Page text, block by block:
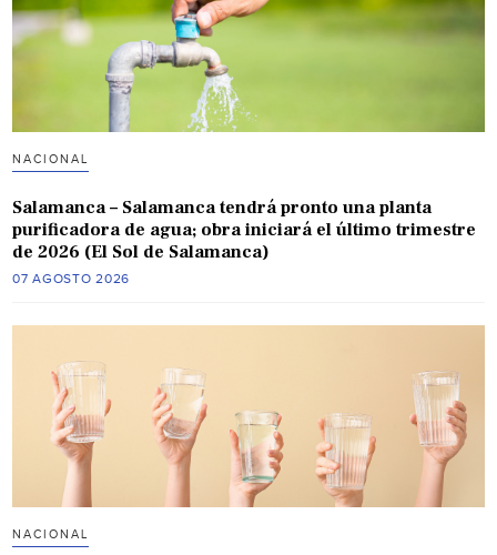
NACIONAL
Salamanca – Salamanca tendrá pronto una planta
purificadora de agua; obra iniciará el último trimestre
de 2026 (El Sol de Salamanca)
07 AGOSTO 2026
NACIONAL